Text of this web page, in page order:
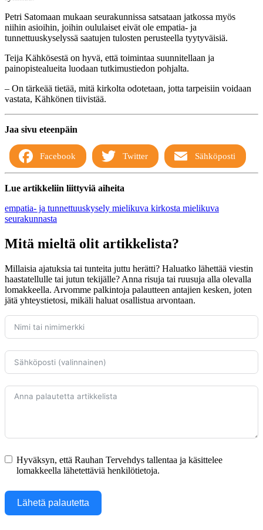
Petri Satomaan mukaan seurakunnissa satsataan jatkossa myös
niihin asioihin, joihin oululaiset eivät ole empatia- ja
tunnettuuskyselyssä saatujen tulosten perusteella tyytyväisiä.
Teija Kähkösestä on hyvä, että toimintaa suunnitellaan ja
painopistealueita luodaan tutkimustiedon pohjalta.
– On tärkeää tietää, mitä kirkolta odotetaan, jotta tarpeisiin voidaan
vastata, Kähkönen tiivistää.
Jaa sivu eteenpäin
Facebook Twitter Sähköposti
Lue artikkeliin liittyviä aiheita
empatia- ja tunnettuuskysely mielikuva kirkosta mielikuva
seurakunnasta
Mitä mieltä olit artikkelista?
Millaisia ajatuksia tai tunteita juttu herätti? Haluatko lähettää viestin
haastatellulle tai jutun tekijälle? Anna risuja tai ruusuja alla olevalla
lomakkeella. Arvomme palkintoja palautteen antajien kesken, joten
jätä yhteystietosi, mikäli haluat osallistua arvontaan.
Hyväksyn, että Rauhan Tervehdys tallentaa ja käsittelee
lomakkeella lähetettäviä henkilötietoja.
Lähetä palautetta